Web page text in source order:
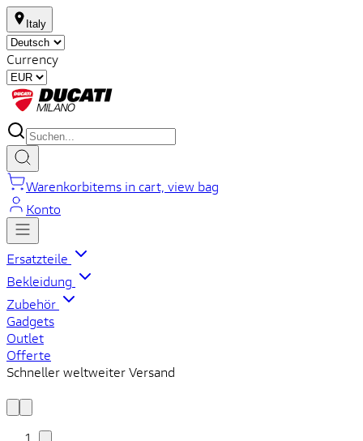
Italy
Currency
Warenkorbitems in cart, view bag
Konto
Ersatzteile
Bekleidung
Zubehör
Gadgets
Outlet
Offerte
Schneller weltweiter Versand